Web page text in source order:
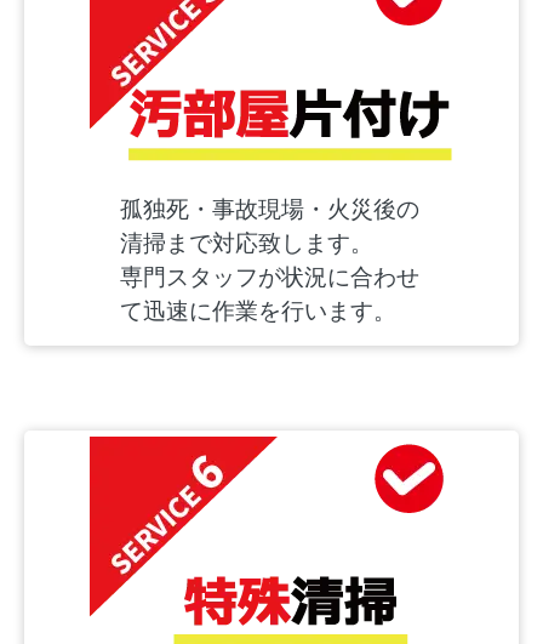
孤独死・事故現場・火災後の
清掃まで対応致します。
専門スタッフが状況に合わせ
て迅速に作業を行います。